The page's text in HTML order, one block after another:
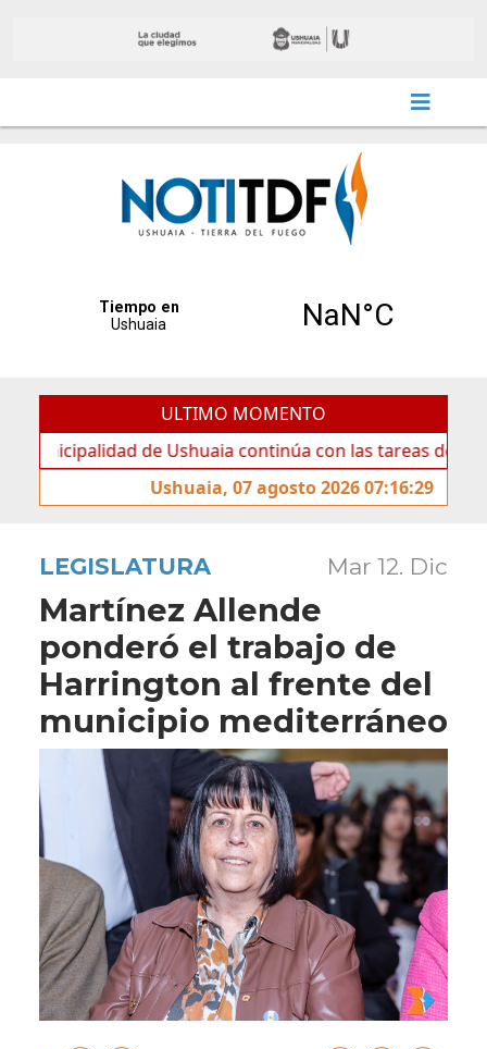
ULTIMO MOMENTO
de Ushuaia continúa con las tareas de
Ushuaia, 07 agosto 2026 07:16:29
LEGISLATURA Mar 12. Dic
Martínez Allende
ponderó el trabajo de
Harrington al frente del
municipio mediterráneo